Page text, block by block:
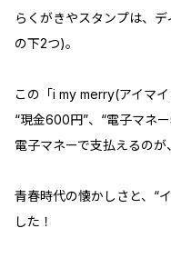
らくがきやスタンプは、
の下2つ)。
この「i my merry(アイマ
“現金600円”、“電子マネー
電子マネーで支払えるのが
青春時代の懐かしさと、“
した！